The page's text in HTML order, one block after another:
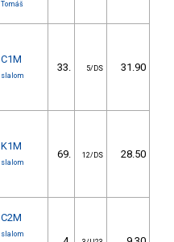
Tomáš
C1M
slalom
33. 5/DS 31.90
K1M
slalom
69. 12/DS 28.50
C2M
slalom